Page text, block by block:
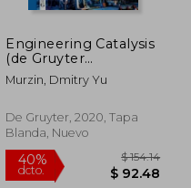
Engineering Catalysis
(de Gruyter
Textbook) (en Inglés)
Murzin, Dmitry Yu
De Gruyter, 2020, Tapa
Blanda, Nuevo